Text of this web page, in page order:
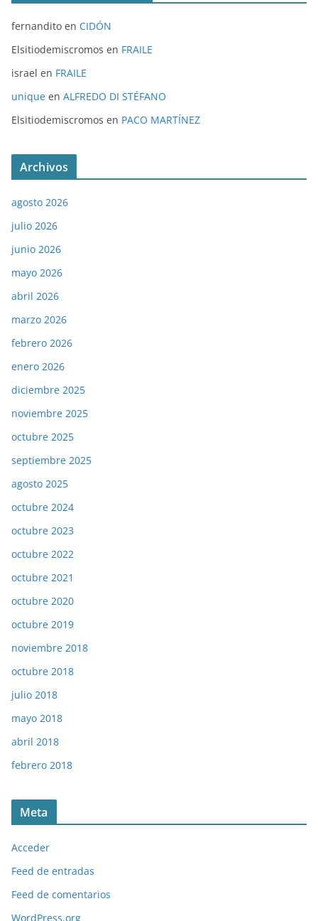
fernandito en CIDÓN
Elsitiodemiscromos en FRAILE
israel en FRAILE
unique en ALFREDO DI STÉFANO
Elsitiodemiscromos en PACO MARTÍNEZ
Archivos
agosto 2026
julio 2026
junio 2026
mayo 2026
abril 2026
marzo 2026
febrero 2026
enero 2026
diciembre 2025
noviembre 2025
octubre 2025
septiembre 2025
agosto 2025
octubre 2024
octubre 2023
octubre 2022
octubre 2021
octubre 2020
octubre 2019
noviembre 2018
octubre 2018
julio 2018
mayo 2018
abril 2018
febrero 2018
Meta
Acceder
Feed de entradas
Feed de comentarios
WordPress.org